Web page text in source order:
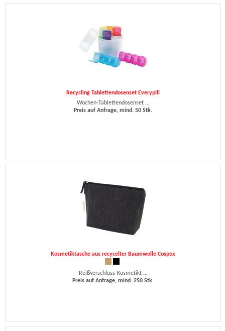
Recycling Tablettendosenset Everypill
Wochen-Tablettendosenset ...
Preis auf Anfrage, mind. 50 Stk.
Kosmetiktasche aus recycelter Baumwolle Cospex
Reißverschluss-Kosmetikt ...
Preis auf Anfrage, mind. 250 Stk.